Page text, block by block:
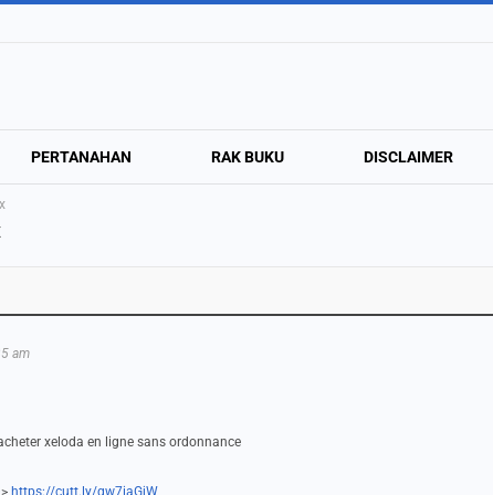
PERTANAHAN RAK BUKU DISCLAIMER
am
xeloda en ligne sans ordonnance
https://cutt.ly/gw7iaGjW